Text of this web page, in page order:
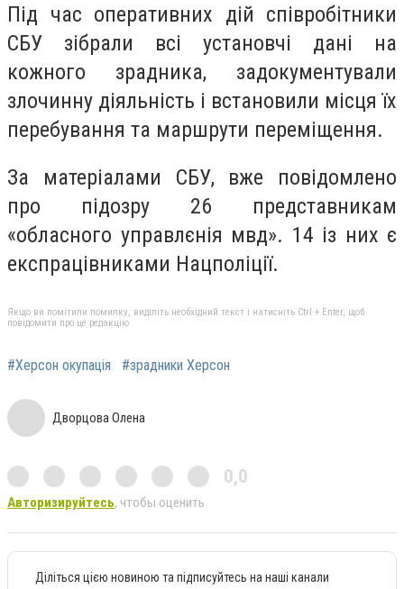
Під час оперативних дій співробітники
СБУ зібрали всі установчі дані на
кожного зрадника, задокументували
злочинну діяльність і встановили місця їх
перебування та маршрути переміщення.
За матеріалами СБУ, вже повідомлено
про підозру 26 представникам
«обласного управлєнія мвд». 14 із них є
експрацівниками Нацполіції.
Якщо ви помітили помилку, виділіть необхідний текст і натисніть Ctrl + Enter, щоб
повідомити про це редакцію
#Херсон окупація #зрадники Херсон
Дворцова Олена
0,0
Авторизируйтесь, чтобы оценить
Діліться цією новиною та підписуйтесь на наші канали